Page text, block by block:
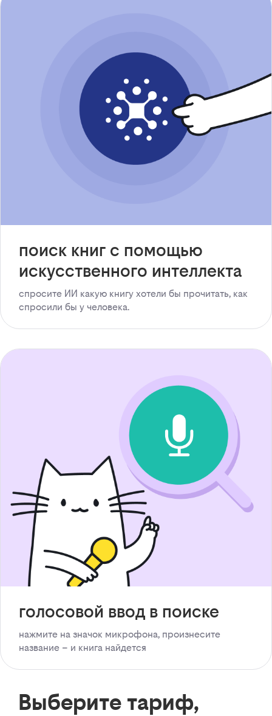
поиск книг с помощью
искусственного интеллекта
спросите ИИ какую книгу хотели бы прочитать, как
спросили бы у человека.
голосовой ввод в поиске
нажмите на значок микрофона, произнесите
название – и книга найдется
Выберите тариф,